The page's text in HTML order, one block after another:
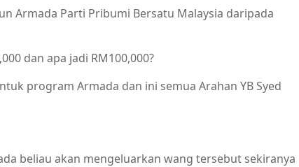
Armada Parti Pribumi Bersatu Malaysia daripada
dan apa jadi RM100,000?
program Armada dan ini semua Arahan YB Syed
beliau akan mengeluarkan wang tersebut sekiranya